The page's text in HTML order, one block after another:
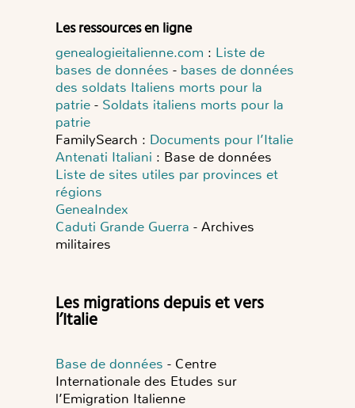
Les ressources en ligne
genealogieitalienne.com : Liste de
bases de données - bases de données
des soldats Italiens morts pour la
patrie - Soldats italiens morts pour la
patrie
FamilySearch : Documents pour l’Italie
Antenati Italiani : Base de données
Liste de sites utiles par provinces et
régions
GeneaIndex
Caduti Grande Guerra - Archives
militaires
Les migrations depuis et vers
l’Italie
Base de données - Centre
Internationale des Etudes sur
l’Emigration Italienne